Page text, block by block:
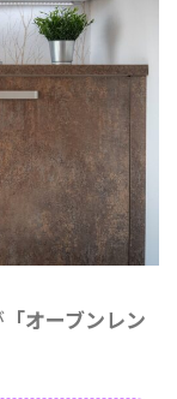
「オーブンレン